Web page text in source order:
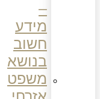
מידע
חשוב
בנושא
משפט